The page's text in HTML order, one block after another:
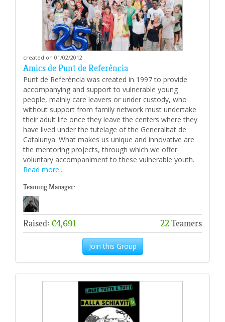
created on 01/02/2012
Amics de Punt de Referència
Punt de Referència was created in 1997 to provide
accompanying and support to vulnerable young
people, mainly care leavers or under custody, who
without support from family network must undertake
their adult life once they leave the centers where they
have lived under the tutelage of the Generalitat de
Catalunya. What makes us unique and innovative are
the mentoring projects, through which we offer
voluntary accompaniment to these vulnerable youth.
Read more...
Teaming Manager:
Raised: €4,691 22Teamers
Join this Group